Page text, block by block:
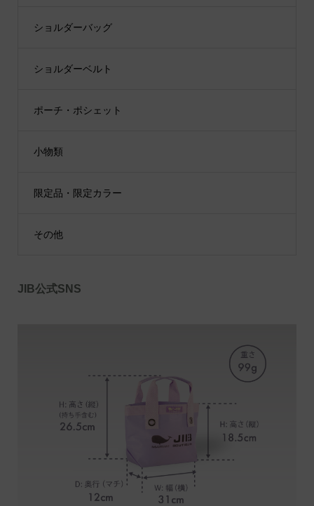
ショルダーバッグ
ショルダーベルト
ポーチ・ポシェット
小物類
限定品・限定カラー
その他
JIB公式SNS